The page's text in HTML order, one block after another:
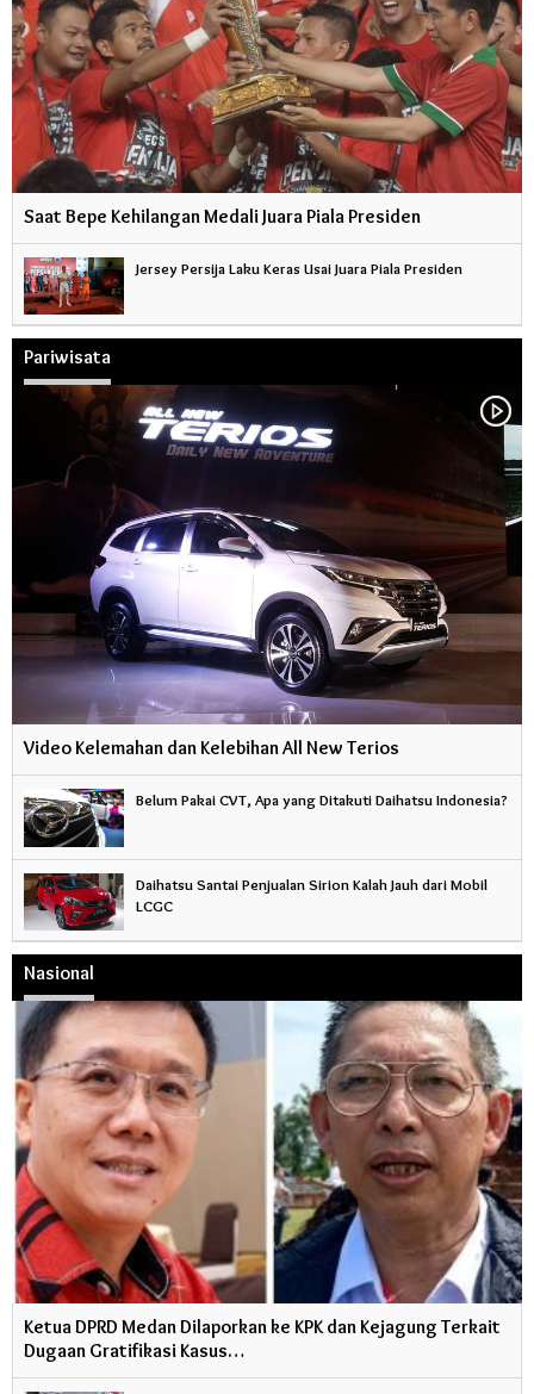
Saat Bepe Kehilangan Medali Juara Piala Presiden
Jersey Persija Laku Keras Usai Juara Piala Presiden
Pariwisata
Video Kelemahan dan Kelebihan All New Terios
Belum Pakai CVT, Apa yang Ditakuti Daihatsu Indonesia?
Daihatsu Santai Penjualan Sirion Kalah Jauh dari Mobil
LCGC
Nasional
Ketua DPRD Medan Dilaporkan ke KPK dan Kejagung Terkait
Dugaan Gratifikasi Kasus…